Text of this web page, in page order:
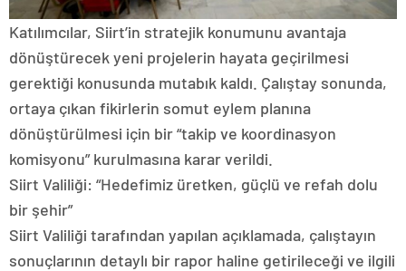
Katılımcılar, Siirt’in stratejik konumunu avantaja
dönüştürecek yeni projelerin hayata geçirilmesi
gerektiği konusunda mutabık kaldı. Çalıştay sonunda,
ortaya çıkan fikirlerin somut eylem planına
dönüştürülmesi için bir “takip ve koordinasyon
komisyonu” kurulmasına karar verildi.
Siirt Valiliği: “Hedefimiz üretken, güçlü ve refah dolu
bir şehir”
Siirt Valiliği tarafından yapılan açıklamada, çalıştayın
sonuçlarının detaylı bir rapor haline getirileceği ve ilgili